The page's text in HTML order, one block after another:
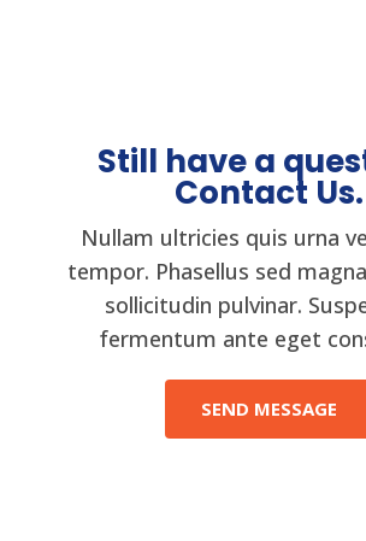
Still have a
Contact Us.
Nullam ultricies quis urna
tempor. Phasellus sed
sollicitudin pulvinar.
fermentum ante eget
SEND MESSAGE